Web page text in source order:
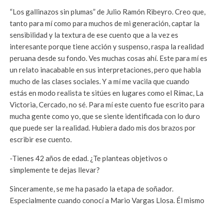
“Los gallinazos sin plumas” de Julio Ramón Ribeyro. Creo que,
tanto para mí como para muchos de mi generación, captar la
sensibilidad y la textura de ese cuento que a la vez es
interesante porque tiene acción y suspenso, raspa la realidad
peruana desde su fondo. Ves muchas cosas ahí. Este para mí es
un relato inacabable en sus interpretaciones, pero que habla
mucho de las clases sociales. Y a mí me vacila que cuando
estás en modo realista te sitúes en lugares como el Rímac, La
Victoria, Cercado, no sé. Para mí este cuento fue escrito para
mucha gente como yo, que se siente identificada con lo duro
que puede ser la realidad. Hubiera dado mis dos brazos por
escribir ese cuento.
-Tienes 42 años de edad. ¿Te planteas objetivos o
simplemente te dejas llevar?
Sinceramente, se me ha pasado la etapa de soñador.
Especialmente cuando conocí a Mario Vargas Llosa. Él mismo